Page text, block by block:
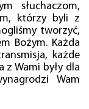
słuchaczom,
którzy byli z
tworzyć,
Bożym. Każda
każde
Wami były dla
Wam